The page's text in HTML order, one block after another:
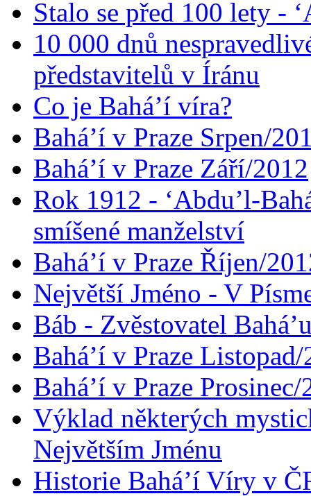
Stalo se před 100 lety -
10 000 dnů
představitelů v Íránu
Co je Bahá’í víra?
Bahá’í v Praze Srpen/
Bahá’í v Praze Září/2012
Rok 1912 - ‘Abdu’l-
smíšené manželství
Bahá’í v Praze Říjen/
Největší Jméno - V
Báb - Zvěstovatel
Bahá’í v Praze
Bahá’í v Praze Prosinec/
Výklad některých
Největším Jménu
Historie Bahá’í Víry v